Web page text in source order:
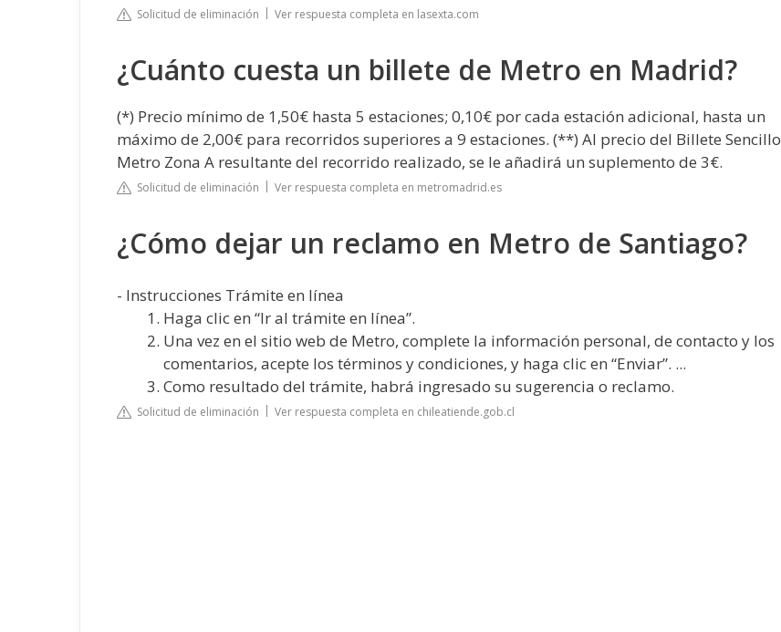
Solicitud de eliminación Ver respuesta completa en lasexta.com
¿Cuánto cuesta un billete de Metro en Madrid?
(*) Precio mínimo de 1,50€ hasta 5 estaciones; 0,10€ por cada estación adicional, hasta un
máximo de 2,00€ para recorridos superiores a 9 estaciones. (**) Al precio del Billete Sencillo
Metro Zona A resultante del recorrido realizado, se le añadirá un suplemento de 3€.
Solicitud de eliminación Ver respuesta completa en metromadrid.es
¿Cómo dejar un reclamo en Metro de Santiago?
- Instrucciones Trámite en línea
Haga clic en “Ir al trámite en línea”.
Una vez en el sitio web de Metro, complete la información personal, de contacto y los
comentarios, acepte los términos y condiciones, y haga clic en “Enviar”. ...
Como resultado del trámite, habrá ingresado su sugerencia o reclamo.
Solicitud de eliminación Ver respuesta completa en chileatiende.gob.cl